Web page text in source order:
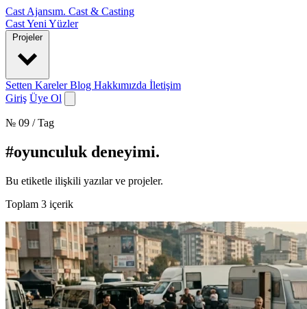
Cast Ajansım. Cast & Casting
CastYeni Yüzler
Projeler
Setten KarelerBlog Hakkımızda İletişim
Giriş Üye Ol
№ 09 / Tag
#oyunculuk deneyimi.
Bu etiketle ilişkili yazılar ve projeler.
Toplam 3 içerik